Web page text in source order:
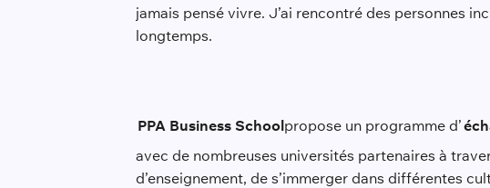
jamais pensé vivre. J’ai rencontré des personnes
longtemps.
PPA Business Schoolpropose un programme d’
avec de nombreuses universités partenaires à
d’enseignement, de s’immerger dans différentes